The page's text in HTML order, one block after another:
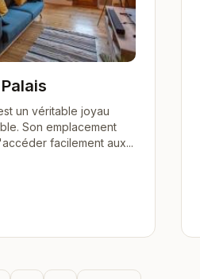
un véritable joyau
Son emplacement
facilement aux...